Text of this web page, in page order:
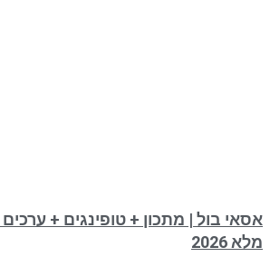
אסאי בול | מתכון + טופינגים + ערכים
מלא 2026